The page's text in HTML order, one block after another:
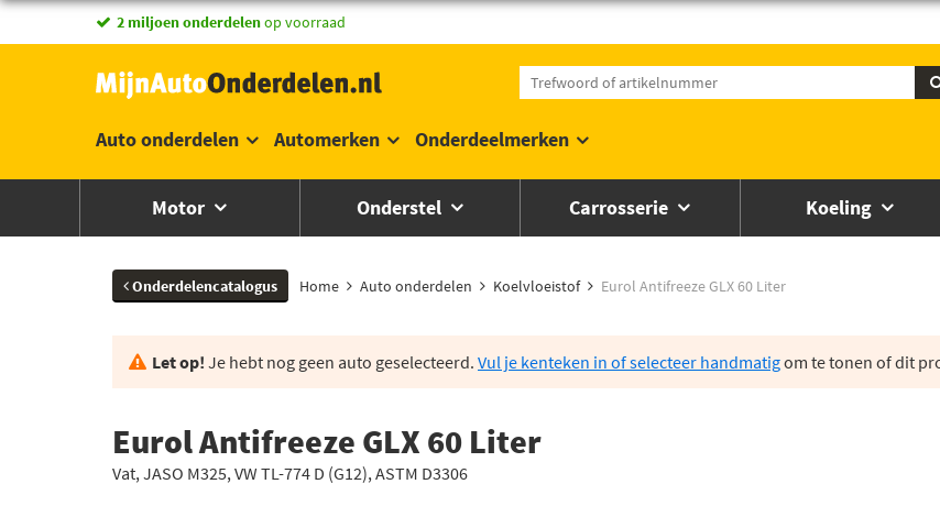
2 miljoen onderdelenop voorraad
Auto onderdelen Automerken Onderdeelmerken
Motor Onderstel Carrosserie Koeling
Onderdelencatalogus Home Auto onderdelen Koelvloeistof Eurol Antifreeze GLX 60 Liter
Let op! Je hebt nog geen auto geselecteerd. Vul je kenteken in of selecteer handmatigom te tonen of dit
Eurol Antifreeze GLX 60 Liter
Vat, JASO M325, VW TL-774 D (G12), ASTM D3306